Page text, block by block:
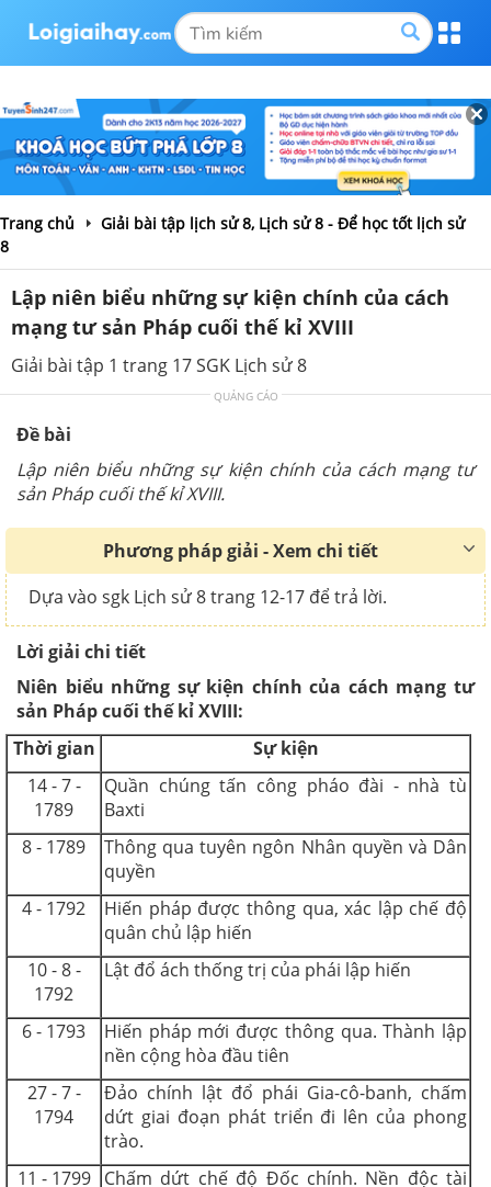
Trang chủ
Giải bài tập lịch sử 8, Lịch sử 8 - Để học tốt lịch sử
8
Lập niên biểu những sự kiện chính của cách
mạng tư sản Pháp cuối thế kỉ XVIII
Giải bài tập 1 trang 17 SGK Lịch sử 8
QUẢNG CÁO
Đề bài
Lập niên biểu những sự kiện chính của cách mạng tư
sản Pháp cuối thế kỉ XVIII.
Phương pháp giải - Xem chi tiết
Dựa vào sgk Lịch sử 8 trang 12-17 để trả lời.
Lời giải chi tiết
Niên biểu những sự kiện chính của cách mạng tư
sản Pháp cuối thế kỉ XVIII:
Thời gian
Sự kiện
14 - 7 -
1789
Quần chúng tấn công pháo đài - nhà tù
Baxti
8 - 1789
Thông qua tuyên ngôn Nhân quyền và Dân
quyền
4 - 1792
Hiến pháp được thông qua, xác lập chế độ
quân chủ lập hiến
10 - 8 -
1792
Lật đổ ách thống trị của phái lập hiến
6 - 1793
Hiến pháp mới được thông qua. Thành lập
nền cộng hòa đầu tiên
27 - 7 -
1794
Đảo chính lật đổ phái Gia-cô-banh, chấm
dứt giai đoạn phát triển đi lên của phong
trào.
11 - 1799
Chấm dứt chế độ Đốc chính. Nền độc tài